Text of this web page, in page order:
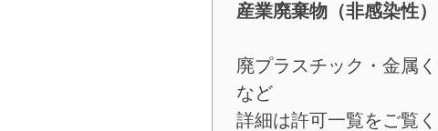
産業廃棄物（非感染性）
廃プラスチック・金属
など
詳細は許可一覧をご覧く